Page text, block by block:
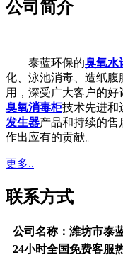
公司简介
泰蓝环保的臭氧水
化、泳池消毒、造纸腹
用，深受广大客户的
臭氧消毒柜技术先进和
发生器产品和持续的售
作出应有的贡献。
更多..
联系方式
公司名称：潍坊市泰
24小时全国免费客服